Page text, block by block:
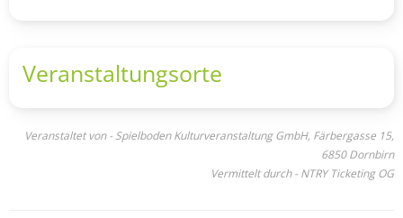
Veranstaltungsorte
Veranstaltet von - Spielboden Kulturveranstaltung GmbH, Färbergasse 15,
6850 Dornbirn
Vermittelt durch - NTRY Ticketing OG